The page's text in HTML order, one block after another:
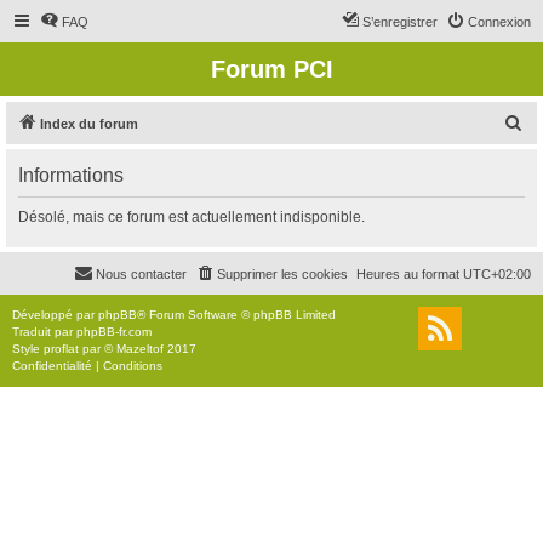
FAQ Connexion
S’enregistrer
Forum PCI
Index du forum
r
c
r
Informations
Désolé, mais ce forum est actuellement indisponible.
Heures au format UTC+02:00
Supprimer les cookies
Nous contacter
Développé parphpBB® Forum Software © phpBB Limited
Traduit parphpBB-fr.com
Style proflat par ©Mazeltof 2017
Confidentialité | Conditions